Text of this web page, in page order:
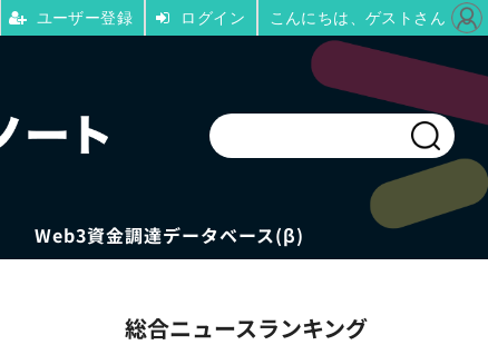
Web3資金調達データベース(β)
総合ニュースランキング
ユーザー登録 ログイン こんにちは、ゲストさん